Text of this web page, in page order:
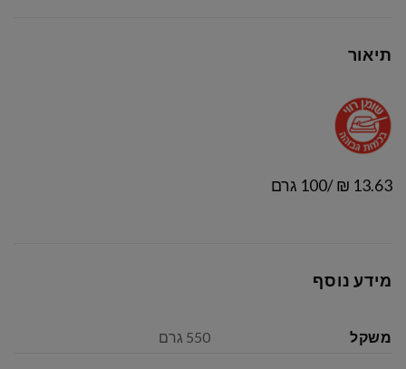
תיאור
13.63 ₪ /100 גרם
מידע נוסף
משקל 550 גרם